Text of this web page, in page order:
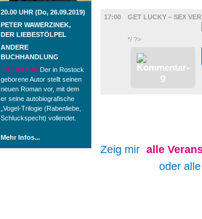
20.00 UHR (Do, 26.09.2019)
PETER WAWERZINEK,
DER LIEBESTÖLPEL
ANDERE
BUCHHANDLUNG
LITERATUR Der in Rostock
geborene Autor stellt seinen
neuen Roman vor, mit dem
er seine autobiografische
„Vogel-Trilogie (Rabenliebe,
Schluckspecht) vollendet.
Mehr Infos...
17:00
GET LUCKY – SEX
*/ ?>
Zeig mir alle
oder alle